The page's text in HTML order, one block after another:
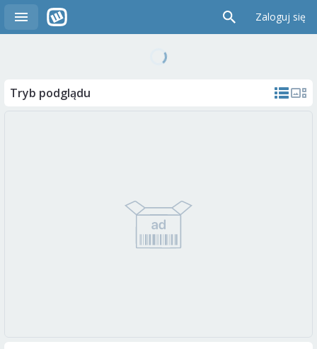
Zaloguj się
Tryb podglądu